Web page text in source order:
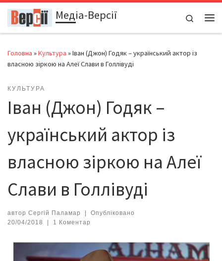
Перейти до вмістуМедіа-Версії
Search
Головна »Культура »Іван (Джон) Годяк – український актор із
власною зіркою на Алеї Слави в Голлівуді
КУЛЬТУРА
Іван (Джон) Годяк –
український актор із
власною зіркою на Алеї
Слави в Голлівуді
автор Сергій Паламар |
Опубліковано
20/04/2018
| 1 Коментар